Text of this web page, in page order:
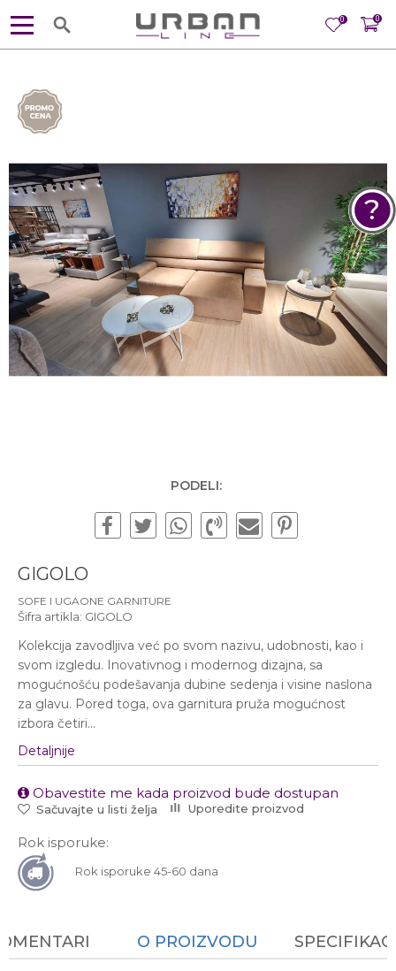
0
0
PODELI:
GIGOLO
SOFE I UGAONE GARNITURE
Šifra artikla: GIGOLO
Kolekcija zavodljiva već po svom nazivu, udobnosti, kao i
svom izgledu. Inovativnog i modernog dizajna, sa
mogućnošću podešavanja dubine sedenja i visine naslona
za glavu. Pored toga, ova garnitura pruža mogućnost
izbora četiri...
Detaljnije
Obavestite me kada proizvod bude dostupan
Sačuvajte u listi želja Uporedite proizvod
Rok isporuke:
Rok isporuke 45-60 dana
POMOĆ PRI KUPOVINI
Za više informacija, pomoć i
porudžbine
381 11 245 18 52
381 64 218 96 52
Radno vreme
Ponedeljak - Petak od
O PROIZVODU